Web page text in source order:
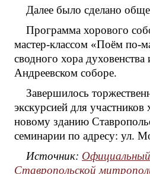
Далее было сделано
Программа хорового
мастер-классом «Поём по-
сводного хора духовенства
Андреевском соборе.
Завершилось
экскурсией для
новому зданию
семинарии по адресу: ул.
Источник:
Ставропольской